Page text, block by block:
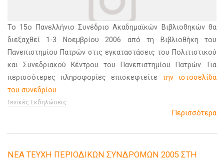
Το 15ο Πανελλήνιο Συνέδριο Ακαδημαϊκών Βιβλιοθηκών θα
διεξαχθεί 1-3 Νοεμβρίου 2006 από τη Βιβλιοθήκη του
Πανεπιστημίου Πατρών στις εγκαταστάσεις του Πολιτιστικού
και Συνεδριακού Κέντρου του Πανεπιστημίου Πατρών. Για
περισσότερες πληροφορίες επισκεφτείτε την ιστοσελίδα
του συνεδρίου
Γενικές Εκδηλώσεις
Περισσότερα
ΝΕΑ ΤΕΥΧΗ ΠΕΡΙΟΔΙΚΩΝ ΣΥΝΔΡΟΜΩΝ 2005 ΣΤΗ